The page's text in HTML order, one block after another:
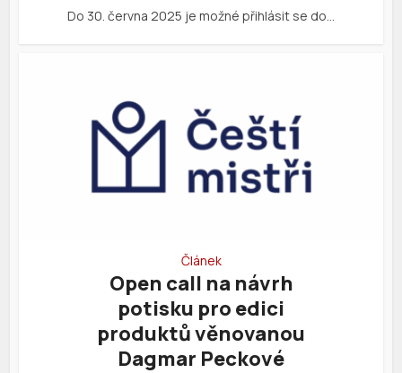
Do 30. června 2025 je možné přihlásit se do…
Článek
Open call na návrh
potisku pro edici
produktů věnovanou
Dagmar Peckové